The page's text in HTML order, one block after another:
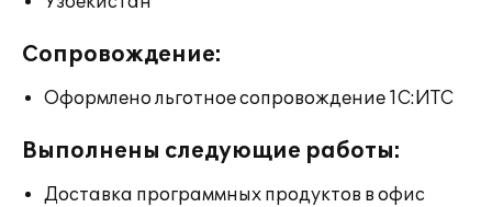
Сопровождение:
Оформлено льготное сопровождение 1С:ИТС
Выполнены следующие работы:
Доставка программных продуктов в офис